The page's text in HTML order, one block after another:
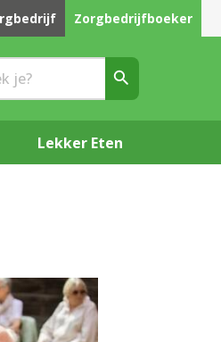
Zorgbedrijfboeker
Lekker Eten